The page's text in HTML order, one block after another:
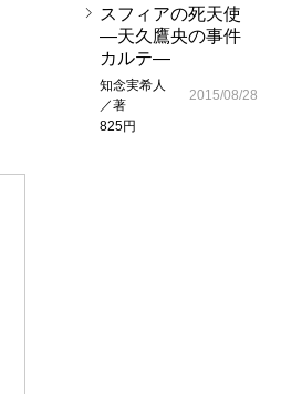
スフィアの死天使
―天久鷹央の事件
カルテ―
知念実希人
／著
825円
2015/08/28